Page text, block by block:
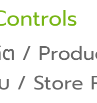
ต /
/ Store